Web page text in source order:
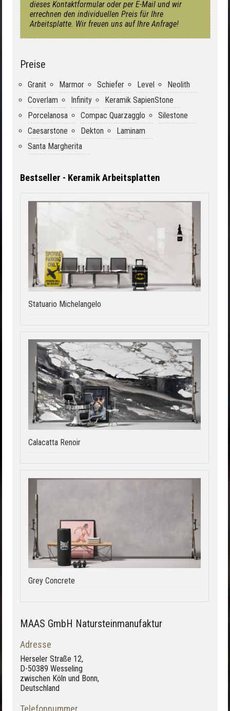
dieses Kontaktformular oder per E-Mail und wir
errechnen den individuellen Preis für Ihre
Arbeitsplatte. Wir freuen uns auf Ihre Anfrage!
Preise
Granit Marmor Schiefer Level
Neolith
Coverlam
Infinity
Keramik SapienStone
Porcelanosa
Compac Quarzagglo
Silestone
Caesarstone
Dekton
Laminam
Santa Margherita
Bestseller - Keramik Arbeitsplatten
Statuario Michelangelo
Calacatta Renoir
Grey Concrete
MAAS GmbH Natursteinmanufaktur
Adresse
Herseler Straße 12,
D-50389 Wesseling
zwischen Köln und Bonn,
Deutschland
Telefonnummer